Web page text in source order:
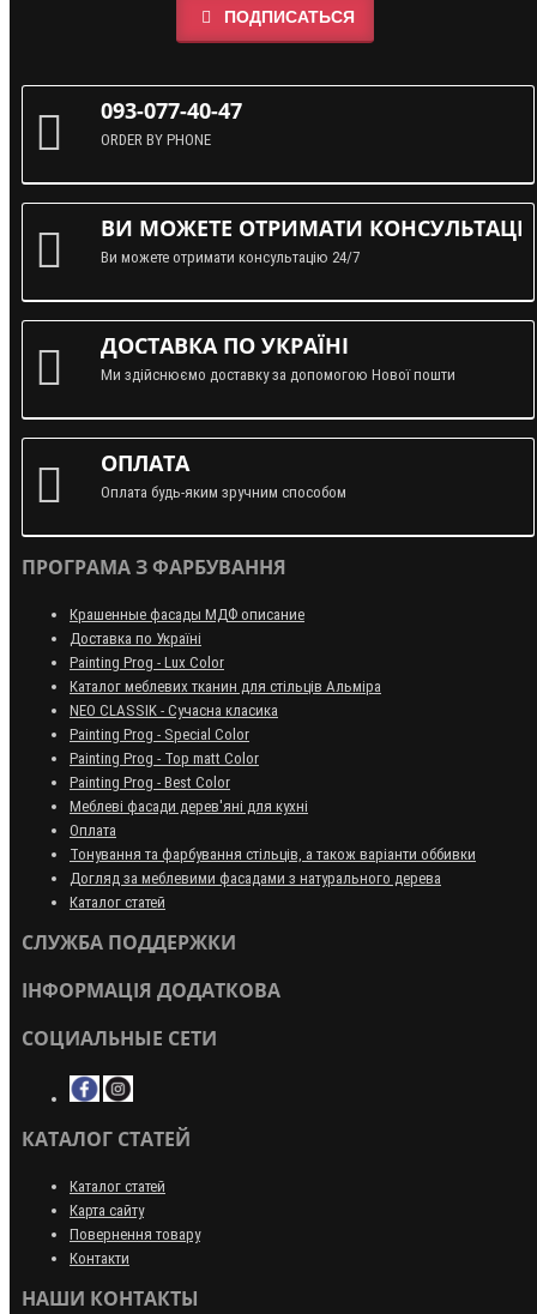
ПОДПИСАТЬСЯ
093-077-40-47
ORDER BY PHONE
ВИ МОЖЕТЕ ОТРИМАТИ
Ви можете отримати консультацію 24/7
ДОСТАВКА ПО УКРАЇНІ
Ми здійснюємо доставку за допомогою Нової пошти
ОПЛАТА
Оплата будь-яким зручним способом
ПРОГРАМА З ФАРБУВАННЯ
Крашенные фасады МДФ описание
Доставка по Україні
Painting Prog - Lux Color
Каталог меблевих тканин для стільців Альміра
NEO CLASSIK - Сучасна класика
Painting Prog - Special Color
Painting Prog - Top matt Color
Painting Prog - Best Color
Меблеві фасади дерев'яні для кухні
Оплата
Тонування та фарбування стільців, а також варіанти оббивки
Догляд за меблевими фасадами з натурального дерева
Каталог статей
СЛУЖБА ПОДДЕРЖКИ
ІНФОРМАЦІЯ ДОДАТКОВА
СОЦИАЛЬНЫЕ СЕТИ
КАТАЛОГ СТАТЕЙ
Каталог статей
Карта сайту
Повернення товару
Контакти
НАШИ КОНТАКТЫ